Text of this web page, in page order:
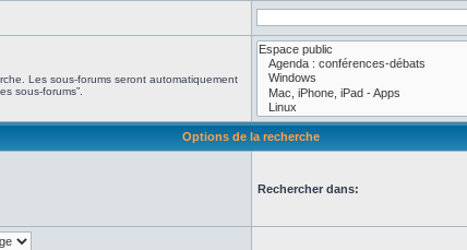
Les sous-forums seront automatiquement
sous-forums”.
Options de la recherche
Rechercher dans: